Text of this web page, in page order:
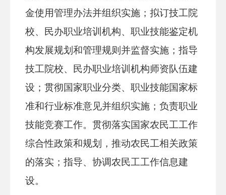
金使用管理办法并组织实施；拟订技工院
校、民办职业培训机构、职业技能鉴定机
构发展规划和管理规则并监督实施；指导
技工院校、民办职业培训机构师资队伍建
设；贯彻国家职业分类、职业技能国家标
准和行业标准意见并组织实施；负责职业
技能竞赛工作。贯彻落实国家农民工工作
综合性政策和规划，推动农民工相关政策
的落实；指导、协调农民工工作信息建
设。